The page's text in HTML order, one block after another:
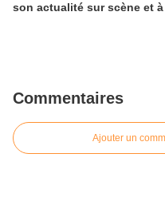
son actualité sur scène et
Commentaires
Ajouter un